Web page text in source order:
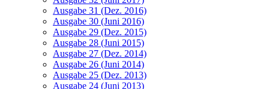
Ausgabe 31 (Dez. 2016)
Ausgabe 30 (Juni 2016)
Ausgabe 29 (Dez. 2015)
Ausgabe 28 (Juni 2015)
Ausgabe 27 (Dez. 2014)
Ausgabe 26 (Juni 2014)
Ausgabe 25 (Dez. 2013)
Ausgabe 24 (Juni 2013)